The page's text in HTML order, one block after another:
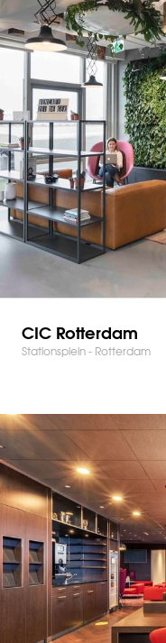
CIC Rotterdam
Stationsplein - Rotterdam